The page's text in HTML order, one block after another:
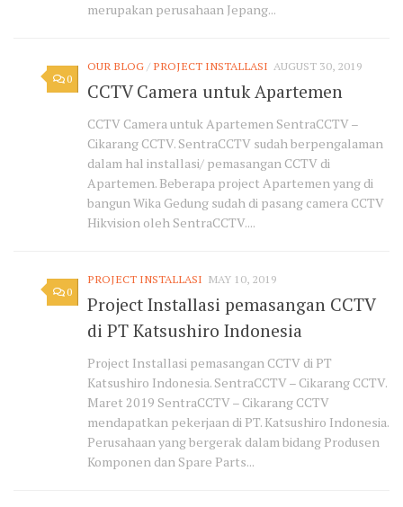
merupakan perusahaan Jepang...
0
OUR BLOG/ PROJECT INSTALLASI AUGUST 30, 2019
CCTV Camera untuk Apartemen
CCTV Camera untuk Apartemen SentraCCTV –
Cikarang CCTV. SentraCCTV sudah berpengalaman
dalam hal installasi/ pemasangan CCTV di
Apartemen. Beberapa project Apartemen yang di
bangun Wika Gedung sudah di pasang camera CCTV
Hikvision oleh SentraCCTV....
0
PROJECT INSTALLASI MAY 10, 2019
Project Installasi pemasangan CCTV
di PT Katsushiro Indonesia
Project Installasi pemasangan CCTV di PT
Katsushiro Indonesia. SentraCCTV – Cikarang CCTV.
Maret 2019 SentraCCTV – Cikarang CCTV
mendapatkan pekerjaan di PT. Katsushiro Indonesia.
Perusahaan yang bergerak dalam bidang Produsen
Komponen dan Spare Parts...